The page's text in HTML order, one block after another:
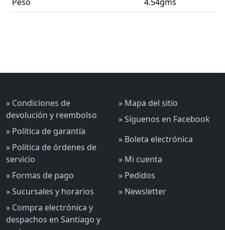
» Condiciones de
devolución y reembolso
» Política de garantía
» Política de órdenes de
servicio
» Formas de pago
» Sucursales y horarios
» Compra electrónica y
despachos en Santiago y
» Mapa del sitio
» Síguenos en Facebook
» Boleta electrónica
» Mi cuenta
» Pedidos
» Newsletter